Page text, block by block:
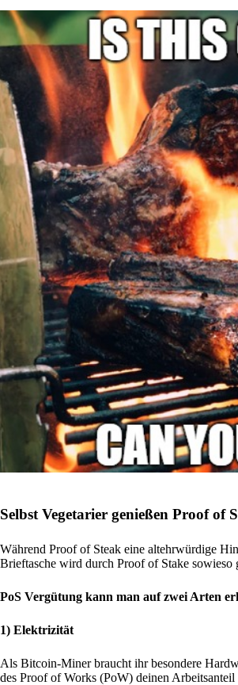
Selbst Vegetarier genießen Proof of
Während Proof of Steak eine altehrwürdige
Brieftasche wird durch Proof of Stake sowieso
PoS Vergütung kann man auf zwei Arten
1) Elektrizität
Als Bitcoin-Miner braucht ihr besondere
des Proof of Works (PoW) deinen